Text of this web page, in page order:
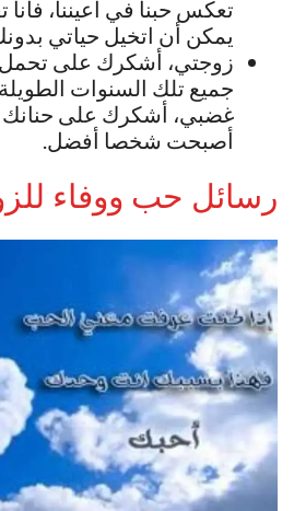
تعكس حبنا في أعيننا، فأنا
يمكن أن اتخيل حياتي
زوجتي، أشكرك على
جميع تلك السنوات
غضبي، أشكرك على حنانك
أصبحت شخصا أفضل.
رسائل حب ووفاء